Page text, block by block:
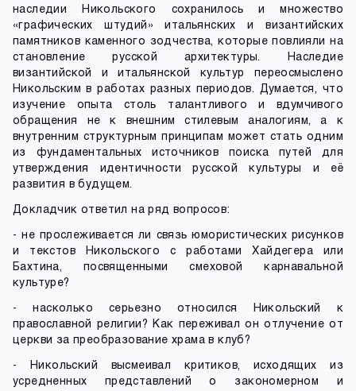
наследии Никольского сохранилось и множество
«графических штудий» итальянских и византийских
памятников каменного зодчества, которые повлияли на
становление русской архитектуры. Наследие
византийской и итальянской культур переосмыслено
Никольским в работах разных периодов. Думается, что
изучение опыта столь талантливого и вдумчивого
обращения не к внешним стилевым аналогиям, а к
внутренним структурным принципам может стать одним
из фундаментальных источников поиска путей для
утверждения идентичности русской культуры и её
развития в будущем.
Докладчик ответил на ряд вопросов:
- не прослеживается ли связь юмористических рисунков
и текстов Никольского с работами Хайдегера или
Бахтина, посвященными смеховой карнавальной
культуре?
- насколько серьезно относился Никольский к
православной религии? Как переживал он отлучение от
церкви за преобразование храма в клуб?
- Никольский высмеивал критиков, исходящих из
усредненных представлений о закономерном и